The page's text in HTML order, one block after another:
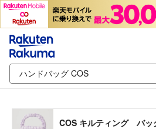
COS キルティング バ